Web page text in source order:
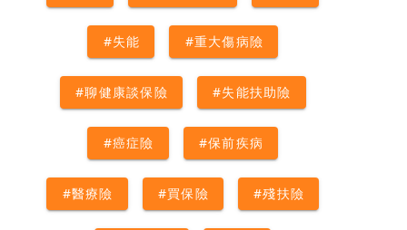
#失能 #重大傷病險
#聊健康談保險 #失能扶助險
#癌症險 #保前疾病
#醫療險 #買保險 #殘扶險